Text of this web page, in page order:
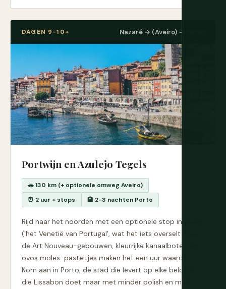
DAGEN 9-10+ Nazaré → (Aveiro) → Porto
Portwijn en Azulejo Tegels
🚗 130 km (+ optionele omweg Aveiro)
⏰ 2 uur + stops
🏨 2-3 nachten Porto
Rijd naar het noorden met een optionele stop in Aveiro
('het Venetië van Portugal', wat het iets overselt maar
de Art Nouveau-gebouwen, kleurrijke kanaalboten en
ovos moles-pasteitjes maken het een uur waard).
Kom aan in Porto, de stad die levert op elke belofte
die Lissabon doet maar met minder polish en meer